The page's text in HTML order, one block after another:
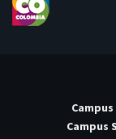
Campus